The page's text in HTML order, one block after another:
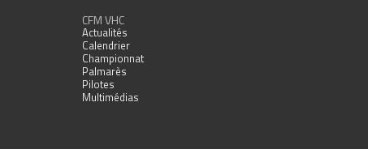
CFM VHC
Actualités
Calendrier
Championnat
Palmarès
Pilotes
Multimédias